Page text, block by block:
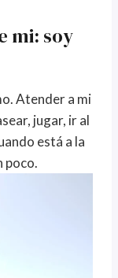
mi: soy
Atender a mi
jugar, ir al
está a la
poco.